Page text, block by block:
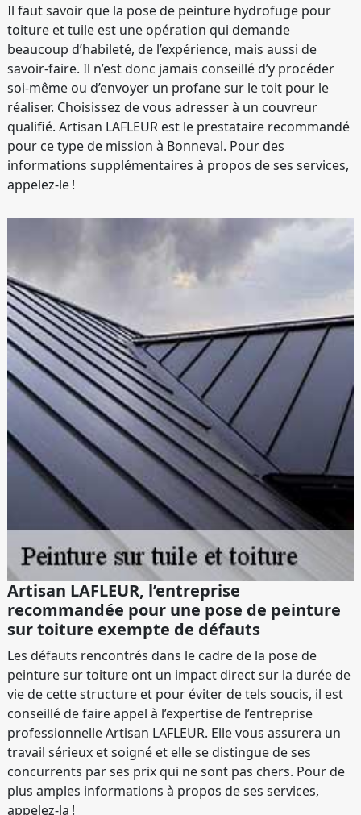
Il faut savoir que la pose de peinture hydrofuge pour
toiture et tuile est une opération qui demande
beaucoup d’habileté, de l’expérience, mais aussi de
savoir-faire. Il n’est donc jamais conseillé d’y procéder
soi-même ou d’envoyer un profane sur le toit pour le
réaliser. Choisissez de vous adresser à un couvreur
qualifié. Artisan LAFLEUR est le prestataire recommandé
pour ce type de mission à Bonneval. Pour des
informations supplémentaires à propos de ses services,
appelez-le !
Artisan LAFLEUR, l’entreprise
recommandée pour une pose de peinture
sur toiture exempte de défauts
Les défauts rencontrés dans le cadre de la pose de
peinture sur toiture ont un impact direct sur la durée de
vie de cette structure et pour éviter de tels soucis, il est
conseillé de faire appel à l’expertise de l’entreprise
professionnelle Artisan LAFLEUR. Elle vous assurera un
travail sérieux et soigné et elle se distingue de ses
concurrents par ses prix qui ne sont pas chers. Pour de
plus amples informations à propos de ses services,
appelez-la !